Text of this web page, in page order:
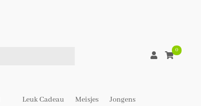
0
Leuk Cadeau Meisjes
Jongens